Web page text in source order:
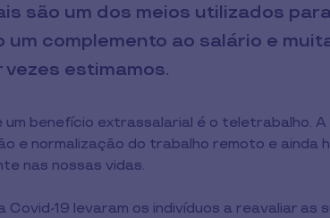
são um dos meios utilizados
complemento ao salário e
estimamos.
um benefício extrassalarial é o teletrabalho.
e normalização do trabalho remoto e ainda
nas nossas vidas.
Covid-19 levaram os indivíduos a reavaliar as